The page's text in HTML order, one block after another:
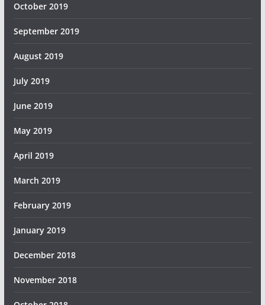
October 2019
September 2019
August 2019
July 2019
June 2019
May 2019
April 2019
March 2019
February 2019
January 2019
December 2018
November 2018